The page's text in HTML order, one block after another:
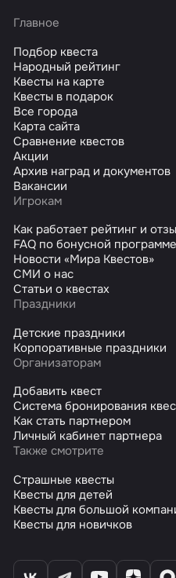
Главное
Подбор квеста
Народный рейтинг
Квесты на карте
Квесты в подарок
Все города
Карта сайта
Сравнение квестов
Акции
Архив наград и документов
Вакансии
Игрокам
Как работает рейтинг и
FAQ по бонусной программе
Новости «Мира Квестов»
СМИ о нас
Статьи о квестах
Праздники
Детские праздники
Корпоративные праздники
Организаторам
Добавить квест
Система бронирования
Как стать партнером
Личный кабинет партнера
Также смотрите
Страшные квесты
Квесты для детей
Квесты для большой
Квесты для новичков